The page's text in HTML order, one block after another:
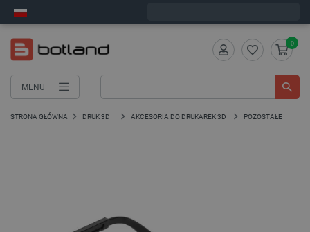
MENU
0
STRONA GŁÓWNA DRUK 3D AKCESORIA DO DRUKAREK 3D POZOSTAŁE